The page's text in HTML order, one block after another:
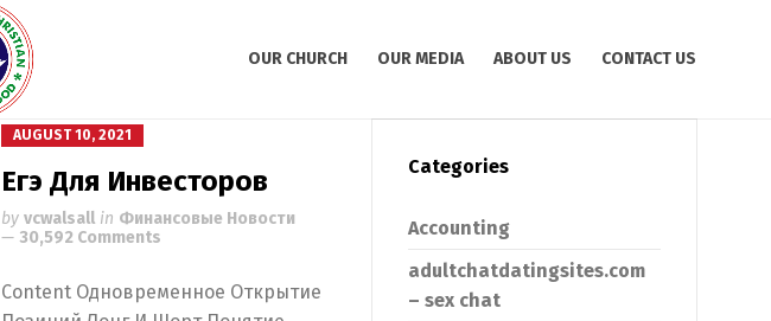
OUR CHURCH OUR MEDIA ABOUT US CONTACT US
AUGUST 10, 2021
Егэ Для Инвесторов
byvcwalsall in Финансовые Новости
30,592 Comments
Content Одновременное Открытие
Categories
Accounting
adultchatdatingsites.com
– sex chat